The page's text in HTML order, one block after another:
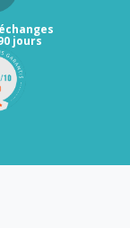
jours